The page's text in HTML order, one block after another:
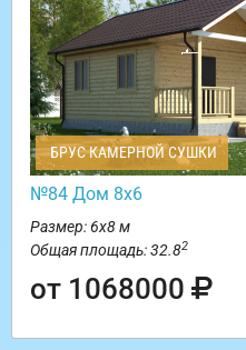
БРУС КАМЕРНОЙ СУШКИ
№84 Дом 8х6
Размер: 6х8 м
Общая площадь: 32.82
от 1068000